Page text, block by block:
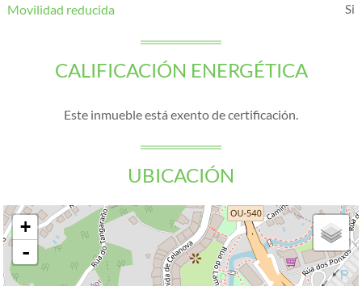
Movilidad reducida
CALIFICACIÓN ENERGÉTICA
Este inmueble está exento de certificación.
UBICACIÓN
+
-